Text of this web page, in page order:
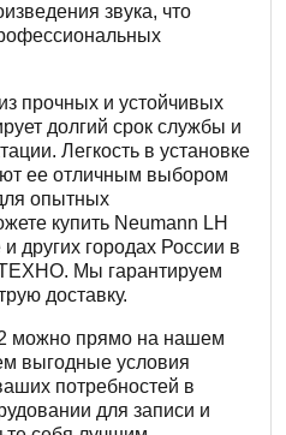
звука, что
прочных и устойчивых
долгий срок службы и
Легкость в установке
ее отличным выбором
опытных
купить Neumann LH
других городах России в
Мы гарантируем
доставку.
можно прямо на нашем
выгодные условия
потребностей в
для записи и